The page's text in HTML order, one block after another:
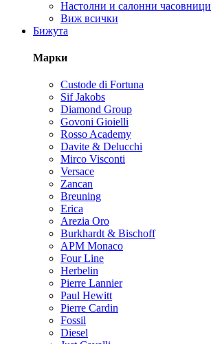
Настолни и салонни часовници
Виж всички
Бижута
Марки
Custode di Fortuna
Sif Jakobs
Diamond Group
Govoni Gioielli
Rosso Academy
Davite & Delucchi
Mirco Visconti
Versace
Zancan
Breuning
Erica
Arezia Oro
Burkhardt & Bischoff
APM Monaco
Four Line
Herbelin
Pierre Lannier
Paul Hewitt
Pierre Cardin
Fossil
Diesel